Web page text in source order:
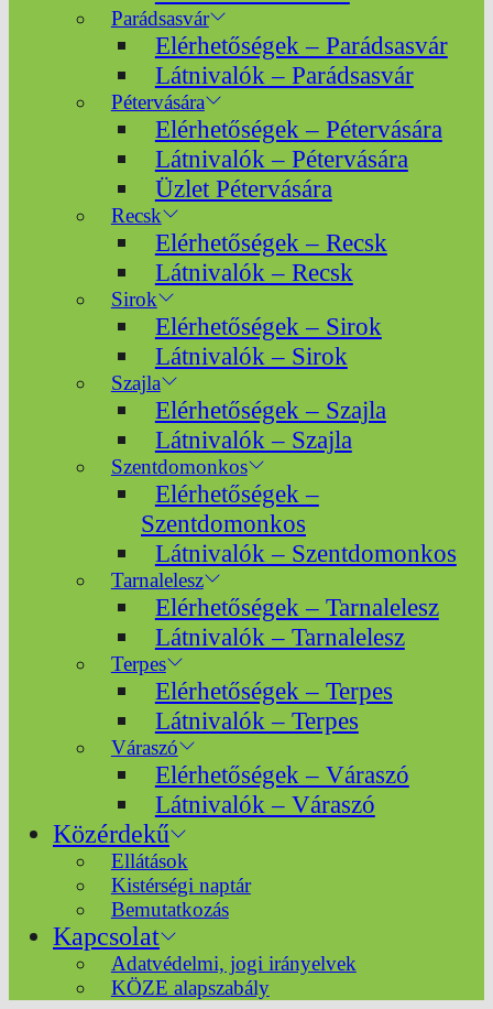
Parádsasvár
Elérhetőségek – Parádsasvár
Látnivalók – Parádsasvár
Pétervására
Elérhetőségek – Pétervására
Látnivalók – Pétervására
Üzlet Pétervására
Recsk
Elérhetőségek – Recsk
Látnivalók – Recsk
Sirok
Elérhetőségek – Sirok
Látnivalók – Sirok
Szajla
Elérhetőségek – Szajla
Látnivalók – Szajla
Szentdomonkos
Elérhetőségek –
Szentdomonkos
Látnivalók – Szentdomonkos
Tarnalelesz
Elérhetőségek – Tarnalelesz
Látnivalók – Tarnalelesz
Terpes
Elérhetőségek – Terpes
Látnivalók – Terpes
Váraszó
Elérhetőségek – Váraszó
Látnivalók – Váraszó
Közérdekű
Ellátások
Kistérségi naptár
Bemutatkozás
Kapcsolat
Adatvédelmi, jogi irányelvek
KÖZE alapszabály